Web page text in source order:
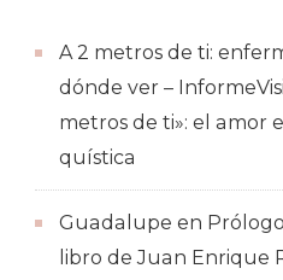
A 2 metros de ti:
dónde ver –
metros de ti»: el amor
quística
Guadalupe en
libro de Juan Enrique